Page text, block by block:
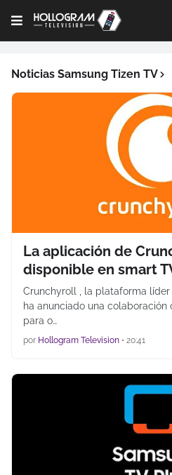
Noticias Samsung Tizen TV
La aplicación de
disponible en smart
Crunchyroll , la plataforma líder
ha anunciado una
para o…
por Hollogram Television • 20:41